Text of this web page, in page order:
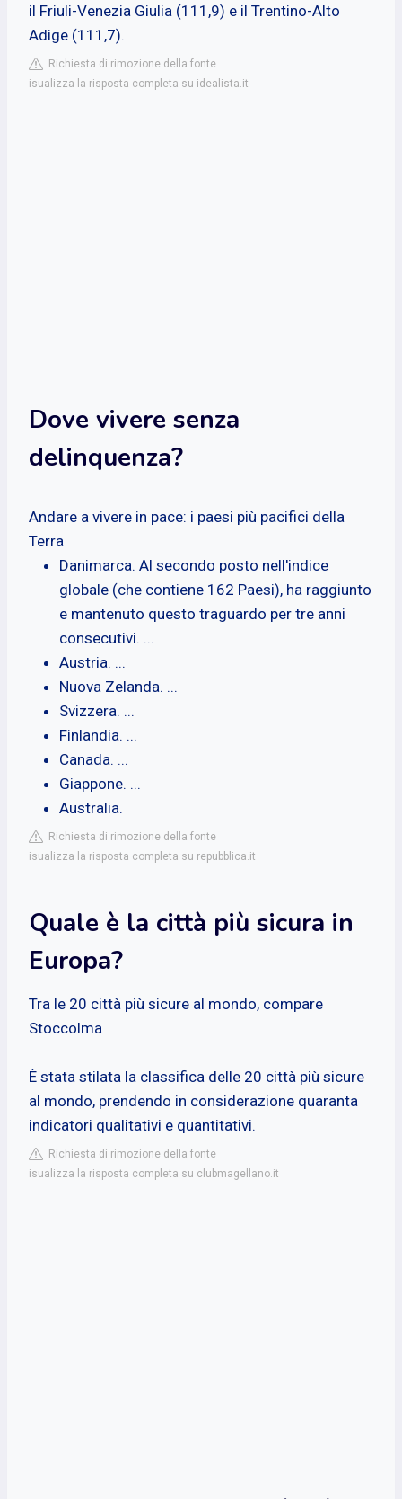
il Friuli-Venezia Giulia (111,9) e il Trentino-Alto
Adige (111,7).
Richiesta di rimozione della fonte
isualizza la risposta completa su idealista.it
Dove vivere senza
delinquenza?
Andare a vivere in pace: i paesi più pacifici della
Terra
Danimarca. Al secondo posto nell'indice
globale (che contiene 162 Paesi), ha raggiunto
e mantenuto questo traguardo per tre anni
consecutivi. ...
Austria. ...
Nuova Zelanda. ...
Svizzera. ...
Finlandia. ...
Canada. ...
Giappone. ...
Australia.
Richiesta di rimozione della fonte
isualizza la risposta completa su repubblica.it
Quale è la città più sicura in
Europa?
Tra le 20 città più sicure al mondo, compare
Stoccolma
È stata stilata la classifica delle 20 città più sicure
al mondo, prendendo in considerazione quaranta
indicatori qualitativi e quantitativi.
Richiesta di rimozione della fonte
isualizza la risposta completa su clubmagellano.it